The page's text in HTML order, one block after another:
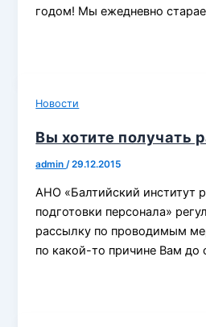
годом! Мы ежедневно
Новости
Вы хотите получать
admin /29.12.2015
АНО «Балтийский институт
подготовки персонала»
рассылку по проводимым
по какой-то причине Вам до